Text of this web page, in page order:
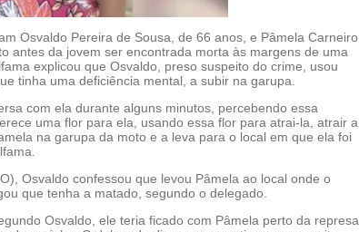
Osvaldo Pereira de Sousa, de 66 anos, e Pâmela Carneiro
antes da jovem ser encontrada morta às margens de uma
explicou que Osvaldo, preso suspeito do crime, usou
tinha uma deficiência mental, a subir na garupa.
com ela durante alguns minutos, percebendo essa
uma flor para ela, usando essa flor para atrai-la, atrair a
na garupa da moto e a leva para o local em que ela foi
Osvaldo confessou que levou Pâmela ao local onde o
que tenha a matado, segundo o delegado.
Osvaldo, ele teria ficado com Pâmela perto da represa